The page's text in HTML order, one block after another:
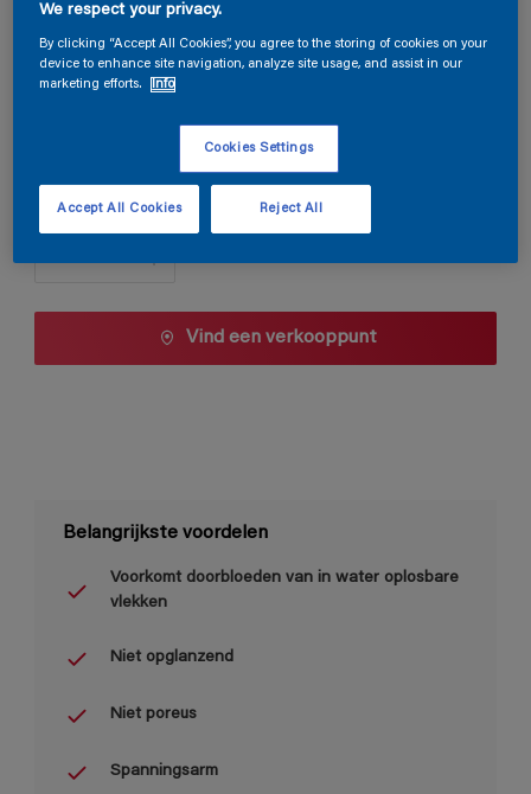
G6.16.28
Kleur wijzigen
1 L
2,5 L
Aantal
Vind een verkooppunt
Belangrijkste voordelen
Voorkomt doorbloeden van in water oplosbare
vlekken
Niet opglanzend
Niet poreus
Spanningsarm
We respect your privacy.
By clicking “Accept All Cookies”, you agree to the storing of cookies on your
device to enhance site navigation, analyze site usage, and assist in our
marketing efforts.
Info
Cookies Settings
Reject All
Accept All Cookies